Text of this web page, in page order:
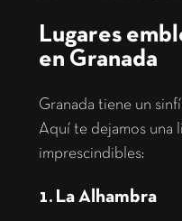
Lugares
en Granada
Granada tiene un
Aquí te dejamos una
imprescindibles:
1. La Alhambra